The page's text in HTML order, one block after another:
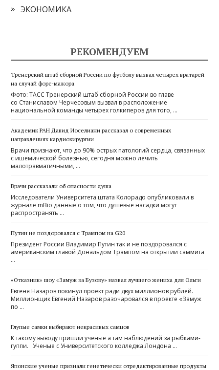
ЭКОНОМИКА
РЕКОМЕНДУЕМ
Тренерский штаб сборной России по футболу вызвал четырех вратарей
на случай форс-мажора
Фото: ТАСС Тренерский штаб сборной России во главе
со Станиславом Черчесовым вызвал в расположение
национальной команды четырех голкиперов для того, …
Академик РАН Давид Иоселиани рассказал о современных
направлениях кардиохирургии
Врачи признают, что до 90% острых патологий сердца, связанных
с ишемической болезнью, сегодня можно лечить
малотравматичными, …
Врачи рассказали об опасности душа
Исследователи Университета штата Колорадо опубликовали в
журнале mBio данные о том, что душевые насадки могут
распространять …
Путин не поздоровался с Трампом на G20
Президент России Владимир Путин так и не поздоровался с
американским главой Дональдом Трампом на открытии саммита
…
«Отказник» шоу «Замуж за Бузову» назвал лучшего жениха для Ольги
Евгеня Назаров покинул проект ради двух миллионов рублей.
Миллионщик Евгений Назаров разочаровался в проекте «Замуж
по …
Глупые самки выбирают некрасивых самцов
К такому выводу пришли ученые а там наблюдений за рыбками-
гуппи. Ученые с Университетского колледжа Лондона …
Японские ученые признали генетически отредактированные продукты